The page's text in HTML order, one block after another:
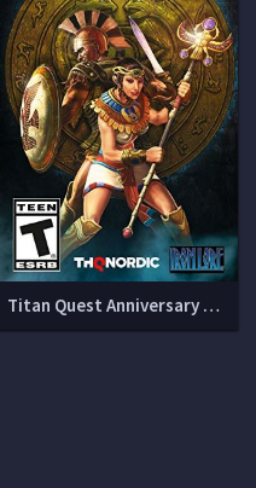
Titan Quest Anniversary Edition (v 2.10.6 + 3 DLC)